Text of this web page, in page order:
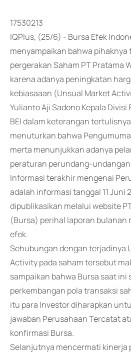
17530213
IQPlus, (25/6) - Bursa Efek
menyampaikan bahwa
pergerakan Saham PT Pratama
karena adanya peningkatan
kebiasaaan (Unsual Market
Yulianto Aji Sadono Kepala
BEI dalam keterangan
menuturkan bahwa
merta menunjukkan adanya
peraturan perundang-undangan
Informasi terakhir mengenai
adalah informasi tanggal 11 Juni
dipublikasikan melalui website
(Bursa) perihal laporan bulanan
efek.
Sehubungan dengan terjadinya
Activity pada saham tersebut
sampaikan bahwa Bursa saat
perkembangan pola transaksi
itu para Investor diharapkan
jawaban Perusahaan Tercatat
konfirmasi Bursa.
Selanjutnya mencermati kinerja